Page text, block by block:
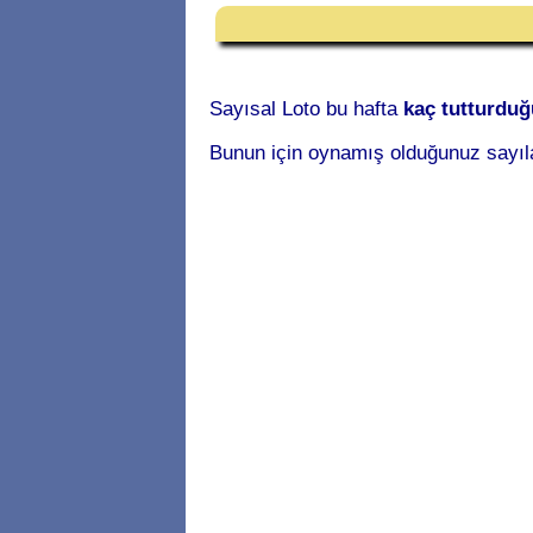
Sayısal Loto bu hafta kaç
Bunun için oynamış olduğunuz